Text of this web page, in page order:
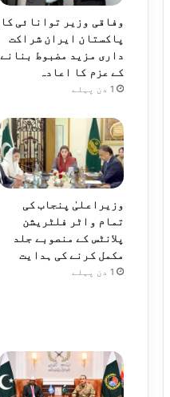
وفاقی وزیر توانائی کا
پاکستان ایران شراکت
داری مزید مضبوط بنانے
کے عزم کا اعادہ
1 دن پہلے
وزیراعلیٰ پنجاب کی
تمام واٹر فلٹریشن
پلانٹس کے منصوبے جلد
مکمل کرنے کی ہدایت
1 دن پہلے